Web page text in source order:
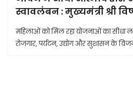
स्वावलंबन : मुख्यमंत्री श्री
महिलाओं को मिल रहा योजनाओं का सीधा
रोजगार, पर्यटन, उद्योग और सुशासन के